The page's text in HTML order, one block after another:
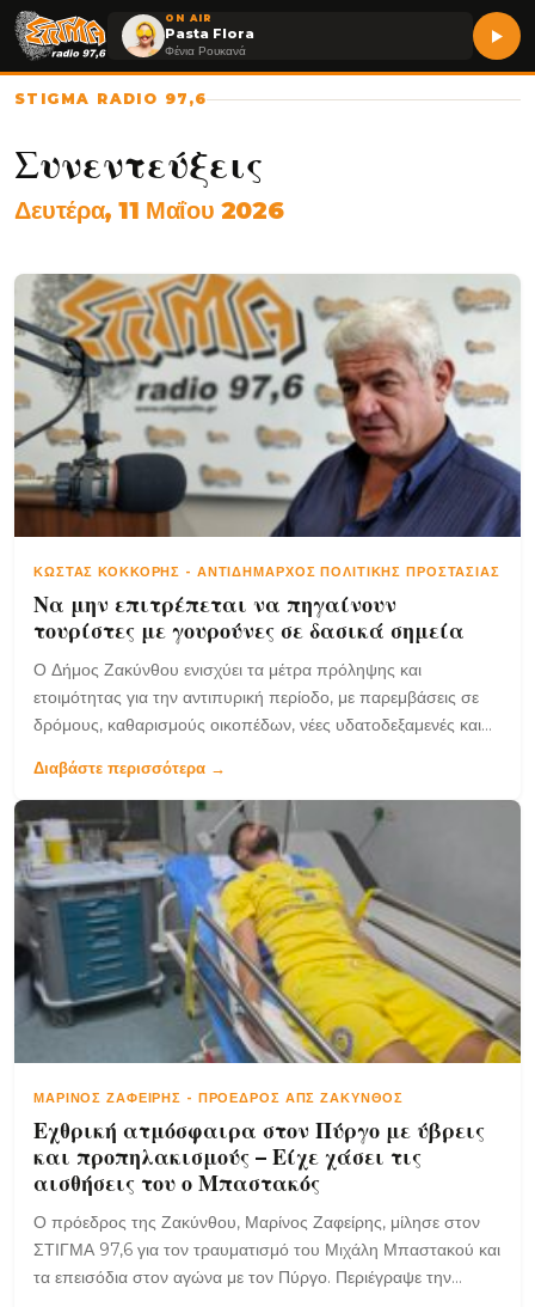
ON AIR
Pasta Flora
Φένια Ρουκανά
STIGMA RADIO 97,6
Συνεντεύξεις
Δευτέρα, 11 Μαΐου 2026
ΚΏΣΤΑΣ ΚΌΚΚΟΡΗΣ - ΑΝΤΙΔΉΜΑΡΧΟΣ ΠΟΛΙΤΙΚΉΣ ΠΡΟΣΤΑΣΊΑΣ
Να μην επιτρέπεται να πηγαίνουν
τουρίστες με γουρούνες σε δασικά σημεία
Ο Δήμος Ζακύνθου ενισχύει τα μέτρα πρόληψης και
ετοιμότητας για την αντιπυρική περίοδο, με παρεμβάσεις σε
δρόμους, καθαρισμούς οικοπέδων, νέες υδατοδεξαμενές και
αντιμετωπίσει έγκαιρα τυχόν πυρκαγιές.
Διαβάστε περισσότερα →
ΜΑΡΊΝΟΣ ΖΑΦΕΊΡΗΣ - ΠΡΌΕΔΡΟΣ ΑΠΣ ΖΆΚΥΝΘΟΣ
Εχθρική ατμόσφαιρα στον Πύργο με ύβρεις
και προπηλακισμούς – Είχε χάσει τις
αισθήσεις του ο Μπαστακός
Ο πρόεδρος της Ζακύνθου, Μαρίνος Ζαφείρης, μίλησε στον
ΣΤΙΓΜΑ 97,6 για τον τραυματισμό του Μιχάλη Μπαστακού και
τα επεισόδια στον αγώνα με τον Πύργο. Περιέγραψε την